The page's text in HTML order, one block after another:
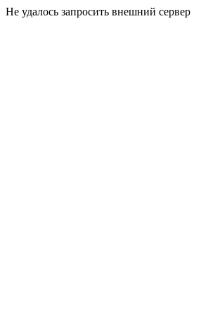
Не удалось запросить внешний сервер